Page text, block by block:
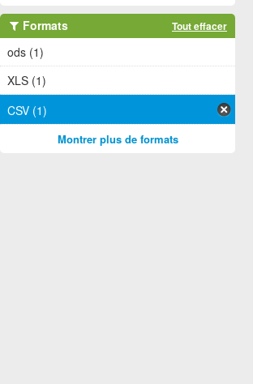
Formats Tout effacer
ods (1)
XLS (1)
CSV (1)
Montrer plus de formats